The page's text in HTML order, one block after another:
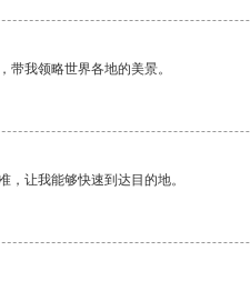
带我领略世界各地的美景。
，让我能够快速到达目的地。